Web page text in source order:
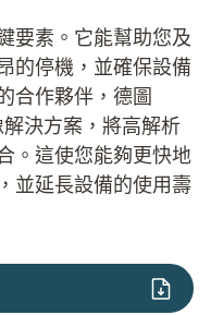
要素。它能幫助您及
的停機，並確保設備
合作夥伴，德圖
決方案，將高解析
。這使您能夠更快地
並延長設備的使用壽